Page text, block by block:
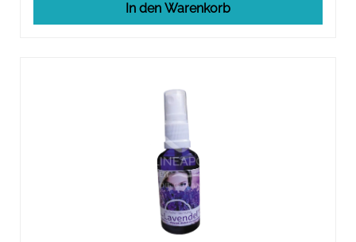
In den Warenkorb